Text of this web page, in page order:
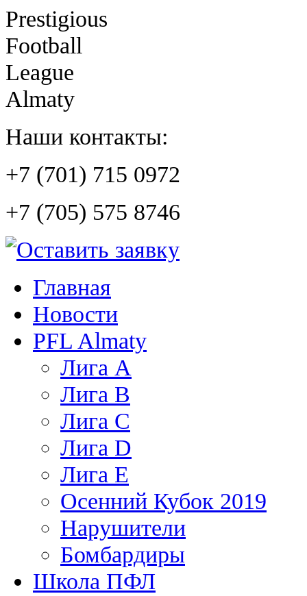
Prestigious
Football
League
Almaty
Наши контакты:
+7 (701) 715 0972
+7 (705) 575 8746
Главная
Новости
PFL Almaty
Лига A
Лига В
Лига С
Лига D
Лига Е
Осенний Кубок 2019
Нарушители
Бомбардиры
Школа ПФЛ